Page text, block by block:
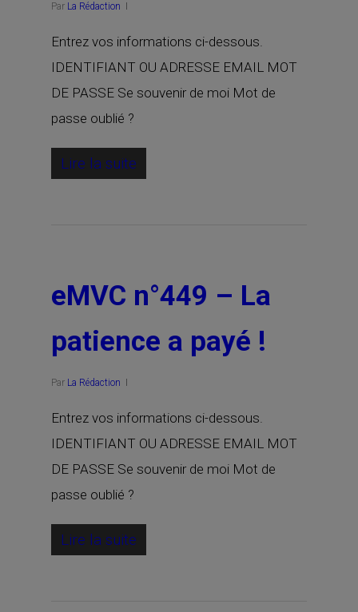
Par La Rédaction
Entrez vos informations ci-dessous.
IDENTIFIANT OU ADRESSE EMAIL MOT
DE PASSE Se souvenir de moi Mot de
passe oublié ?
Lire la suite
eMVC n°449 – La
patience a payé !
Par La Rédaction
Entrez vos informations ci-dessous.
IDENTIFIANT OU ADRESSE EMAIL MOT
DE PASSE Se souvenir de moi Mot de
passe oublié ?
Lire la suite